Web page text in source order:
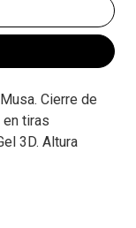
Cierre de
en tiras
3D. Altura